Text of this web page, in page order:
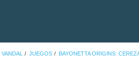
VANDAL JUEGOS BAYONETTA ORIGINS: